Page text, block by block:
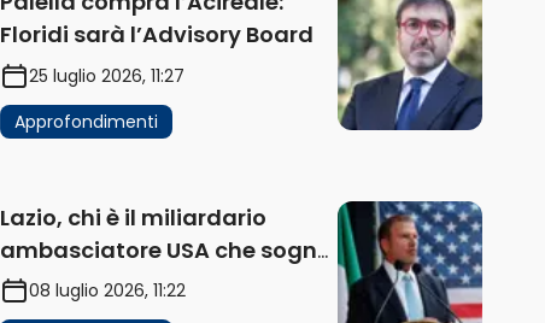
Floridi sarà l’Advisory Board
25 luglio 2026, 11:27
Approfondimenti
Lazio, chi è il miliardario
ambasciatore USA che sogna
di acquistare un club in Italia
08 luglio 2026, 11:22